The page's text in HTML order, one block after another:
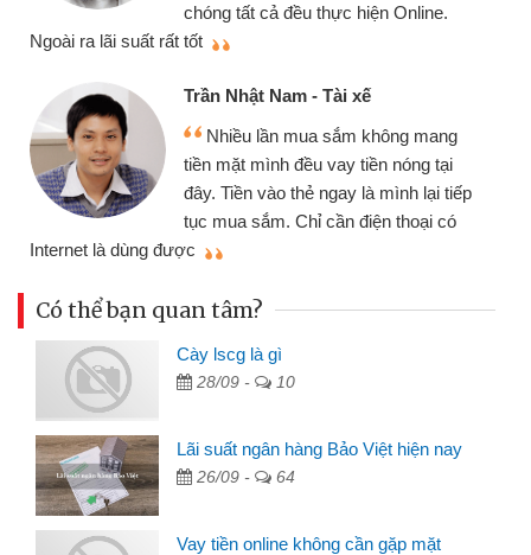
chóng tất cả đều thực hiện Online.
Ngoài ra lãi suất rất tốt
Trần Nhật Nam - Tài xế
Nhiều lần mua sắm không mang
tiền mặt mình đều vay tiền nóng tại
đây. Tiền vào thẻ ngay là mình lại tiếp
tục mua sắm. Chỉ cần điện thoại có
Internet là dùng được
Có thể bạn quan tâm?
Cày lscg là gì
28/09 - 10
Lãi suất ngân hàng Bảo Việt hiện nay
26/09 - 64
Vay tiền online không cần gặp mặt